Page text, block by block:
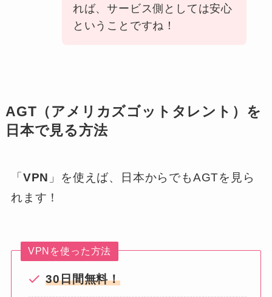
れば、サービス側としては安心
ということですね！
AGT（アメリカズゴットタレント）を
日本で見る方法
「 VPN 」を使えば、日本からでもAGTを見ら
れます！
VPNを使った方法
30日間無料！